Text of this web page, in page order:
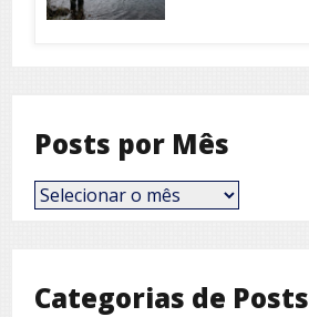
Posts por Mês
Posts
por
Categorias de Posts